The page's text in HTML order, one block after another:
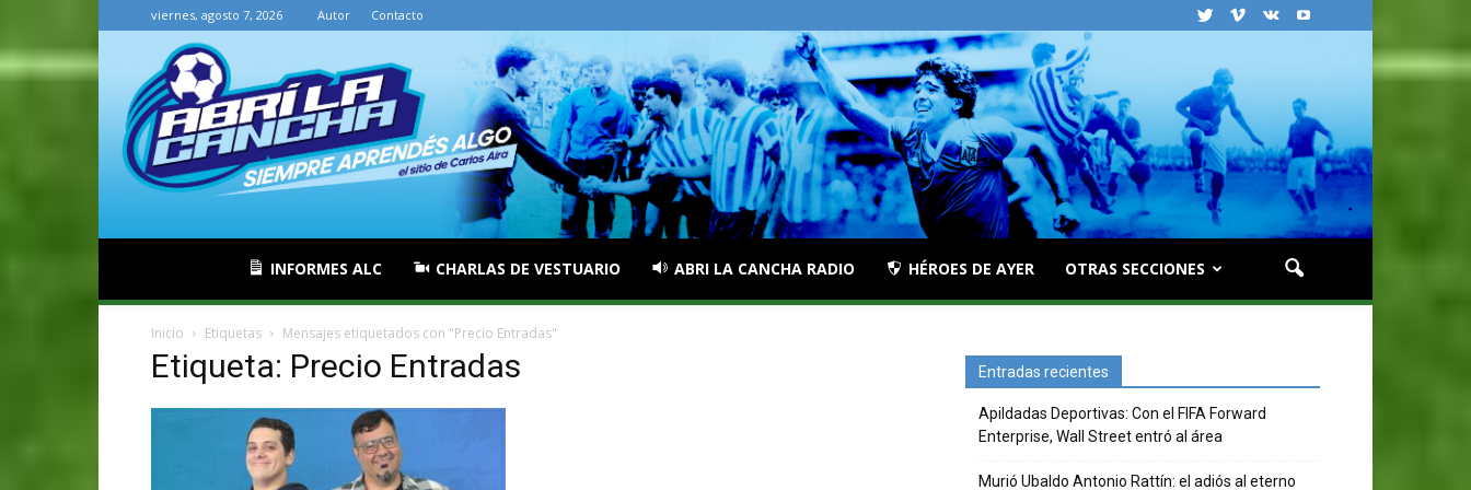
viernes, agosto 7, 2026 Autor Contacto
INFORMES ALC CHARLAS DE VESTUARIO ABRI LA CANCHA RADIO HÉROES DE AYER OTRAS SECCIONES
Inicio Etiquetas Mensajes etiquetados con "Precio Entradas"
Etiqueta: Precio Entradas Entradas recientes
Apildadas Deportivas: Con el FIFA Forward
Enterprise, Wall Street entró al área
Murió Ubaldo Antonio Rattín: el adiós al eterno